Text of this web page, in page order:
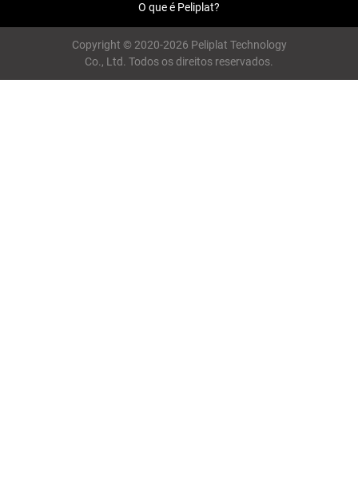
O que é Peliplat?
Copyright © 2020-2026 Peliplat Technology
Co., Ltd. Todos os direitos reservados.